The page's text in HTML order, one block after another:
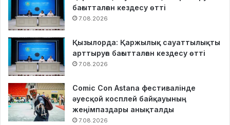
бағытталған кездесу өтті
7.08.2026
Қызылорда: Қаржылық сауаттылықты
арттыруға бағытталған кездесу өтті
7.08.2026
Comic Con Astana фестивалінде
әуесқой косплей байқауының
жеңімпаздары анықталды
7.08.2026